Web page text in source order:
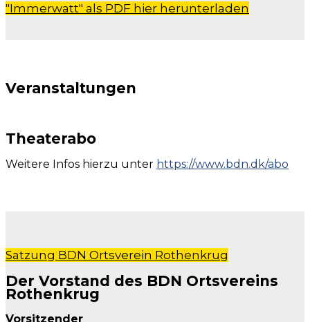
"Immerwatt" als PDF hier herunterladen
Veranstaltungen
Theaterabo
Weitere Infos hierzu unter https://www.bdn.dk/abo
Satzung BDN Ortsverein Rothenkrug
Der Vorstand des BDN Ortsvereins
Rothenkrug
Vorsitzender